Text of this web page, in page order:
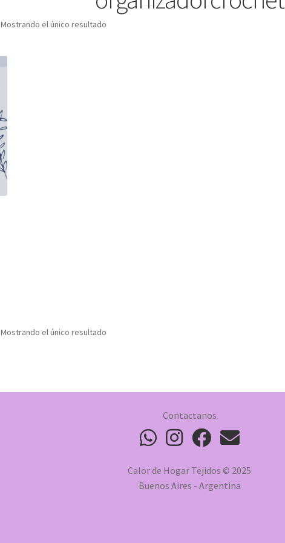
Mostrando el único resultado
Mostrando el único resultado
Contactanos
Calor de Hogar Tejidos © 2025
Buenos Aires - Argentina